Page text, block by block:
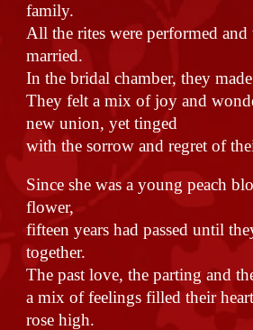
family.
All the rites were performed and
married.
In the bridal chamber, they
They felt a mix of joy and
new union, yet tinged
with the sorrow and regret of
Since she was a young peach
flower,
fifteen years had passed until
together.
The past love, the parting and
a mix of feelings filled their
rose high.